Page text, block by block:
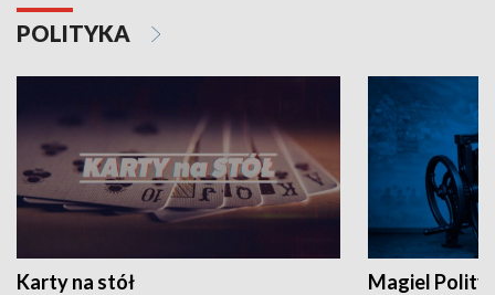
POLITYKA
Karty na stół Magiel